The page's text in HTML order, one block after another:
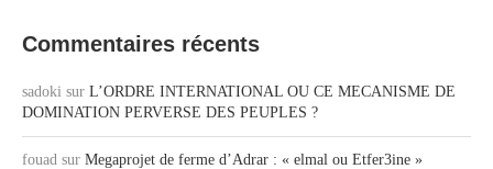
Commentaires récents
sadoki sur L’ORDRE INTERNATIONAL OU CE MECANISME DE
DOMINATION PERVERSE DES PEUPLES ?
fouad sur Megaprojet de ferme d’Adrar : « elmal ou Etfer3ine »